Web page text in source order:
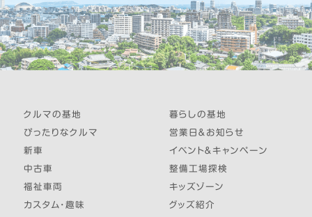
クルマの基地
ぴったりなクルマ
新車
中古車
福祉車両
カスタム・趣味
暮らしの基地
営業日＆お知らせ
イベント＆キャンペーン
整備工場探検
キッズゾーン
グッズ紹介